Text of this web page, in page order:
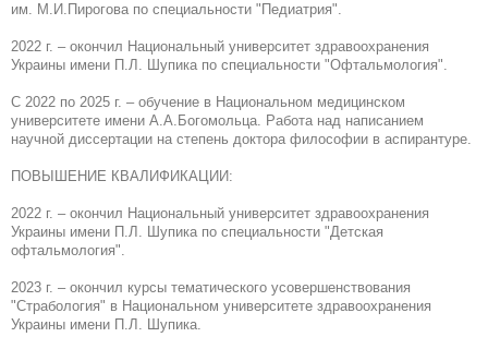
им. М.И.Пирогова по специальности "Педиатрия".
2022 г. – окончил Национальный университет здравоохранения
Украины имени П.Л. Шупика по специальности "Офтальмология".
С 2022 по 2025 г. – обучение в Национальном медицинском
университете имени А.А.Богомольца. Работа над написанием
научной диссертации на степень доктора философии в аспирантуре.
ПОВЫШЕНИЕ КВАЛИФИКАЦИИ:
2022 г. – окончил Национальный университет здравоохранения
Украины имени П.Л. Шупика по специальности "Детская
офтальмология".
2023 г. – окончил курсы тематического усовершенствования
"Страбология" в Национальном университете здравоохранения
Украины имени П.Л. Шупика.